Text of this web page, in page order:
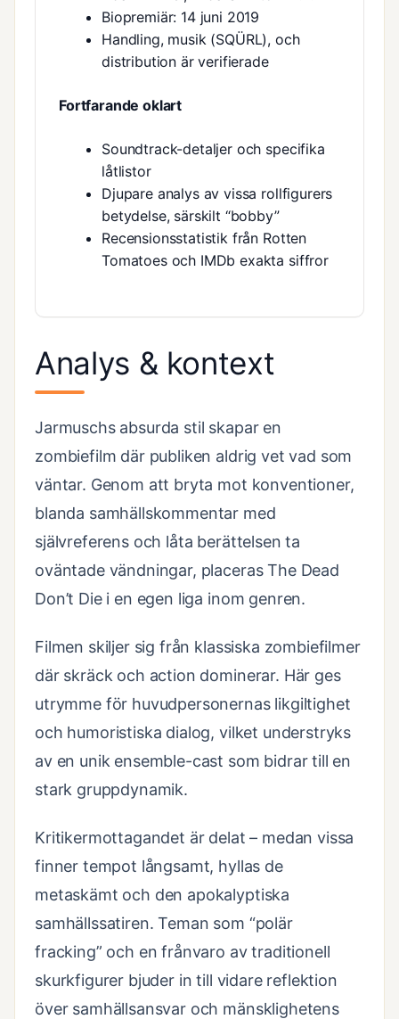
Biopremiär: 14 juni 2019
Handling, musik (SQÜRL), och
distribution är verifierade
Fortfarande oklart
Soundtrack-detaljer och specifika
låtlistor
Djupare analys av vissa rollfigurers
betydelse, särskilt “bobby”
Recensionsstatistik från Rotten
Tomatoes och IMDb exakta siffror
Analys & kontext
Jarmuschs absurda stil skapar en
zombiefilm där publiken aldrig vet vad som
väntar. Genom att bryta mot konventioner,
blanda samhällskommentar med
självreferens och låta berättelsen ta
oväntade vändningar, placeras The Dead
Don’t Die i en egen liga inom genren.
Filmen skiljer sig från klassiska zombiefilmer
där skräck och action dominerar. Här ges
utrymme för huvudpersonernas likgiltighet
och humoristiska dialog, vilket understryks
av en unik ensemble-cast som bidrar till en
stark gruppdynamik.
Kritikermottagandet är delat – medan vissa
finner tempot långsamt, hyllas de
metaskämt och den apokalyptiska
samhällssatiren. Teman som “polär
fracking” och en frånvaro av traditionell
skurkfigurer bjuder in till vidare reflektion
över samhällsansvar och mänsklighetens